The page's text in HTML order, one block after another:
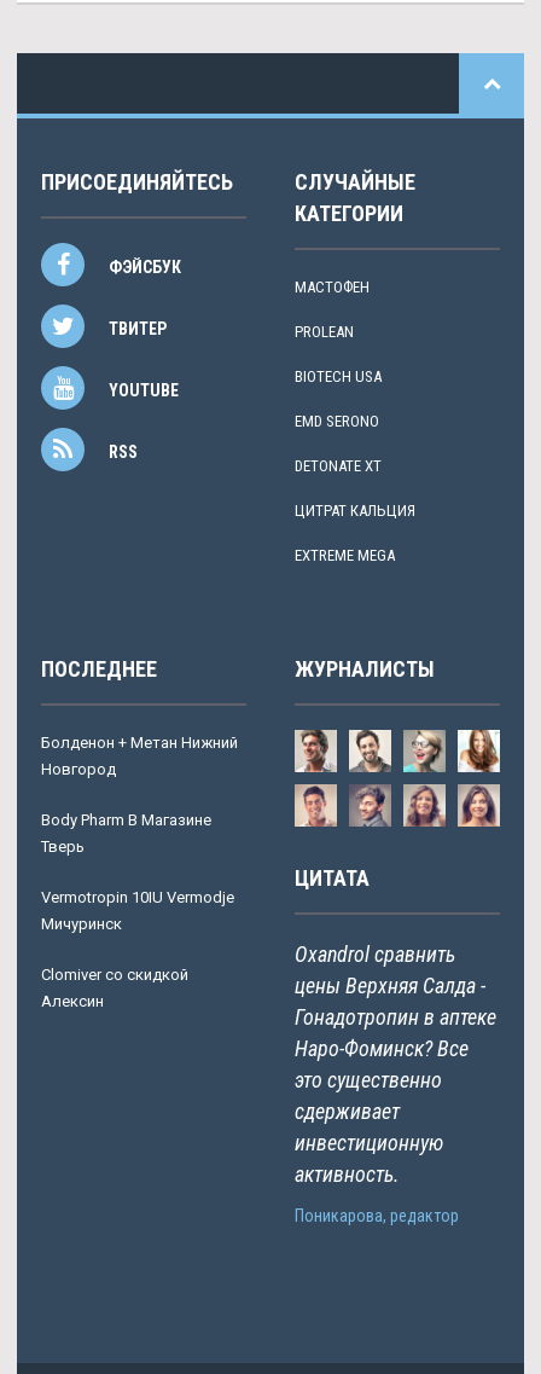
ПРИСОЕДИНЯЙТЕСЬ
ФЭЙСБУК
ТВИТЕР
YOUTUBE
RSS
СЛУЧАЙНЫЕ
КАТЕГОРИИ
МАСТОФЕН
PROLEAN
BIOTECH USA
EMD SERONO
DETONATE XT
ЦИТРАТ КАЛЬЦИЯ
EXTREME MEGA
ПОСЛЕДНЕЕ
Болденон + Метан Нижний
Новгород
Body Pharm В Магазине
Тверь
Vermotropin 10IU Vermodje
Мичуринск
Clomiver со скидкой
Алексин
ЖУРНАЛИСТЫ
ЦИТАТА
Oxandrol сравнить
цены Верхняя Салда -
Гонадотропин в аптеке
Наро-Фоминск? Все
это существенно
сдерживает
инвестиционную
активность.
Поникарова, редактор